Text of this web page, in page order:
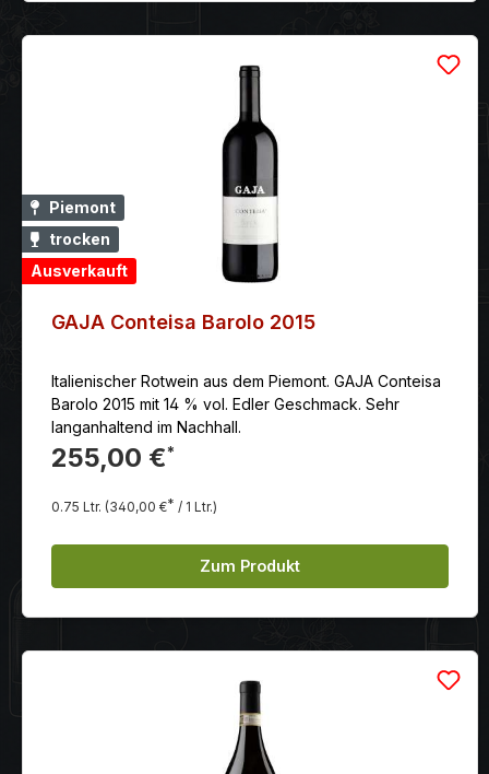
Piemont
trocken
Ausverkauft
GAJA Conteisa Barolo 2015
Italienischer Rotwein aus dem Piemont. GAJA Conteisa
Barolo 2015 mit 14 % vol. Edler Geschmack. Sehr
langanhaltend im Nachhall.
255,00 €*
0.75 Ltr. (340,00 €* / 1 Ltr.)
Zum Produkt